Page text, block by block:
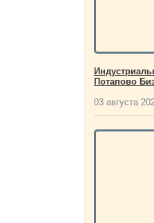
Потапово
03 августа